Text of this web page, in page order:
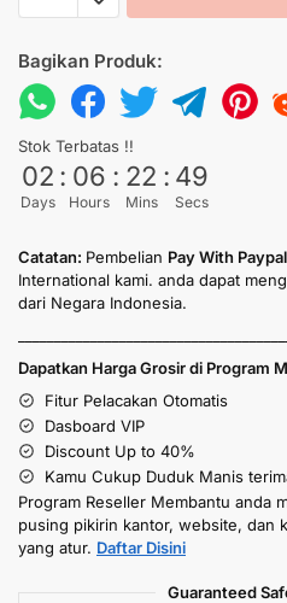
Bagikan Produk:
Stok Terbatas !!
02
Days
: 06
Hours
: 22
Mins
: 49
Secs
Catatan: Pembelian Pay With Paypal
International kami. anda dapat
dari Negara Indonesia.
Dapatkan Harga Grosir di Program
Fitur Pelacakan Otomatis
Dasboard VIP
Discount Up to 40%
Kamu Cukup Duduk Manis
Program Reseller Membantu anda
pusing pikirin kantor, website, dan
yang atur. Daftar Disini
Guaranteed